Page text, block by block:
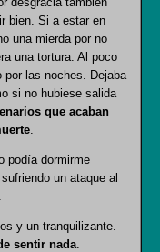
bien. Si a estar en
una mierda por no
una tortura. Al poco
por las noches. Dejaba
si no hubiese salida
que acaban
podía dormirme
un ataque al
y un tranquilizante.
sentir nada